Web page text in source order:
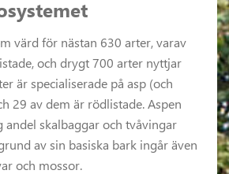
värd för nästan 630 arter, varav
och drygt 700 arter nyttjar
är specialiserade på asp (och
29 av dem är rödlistade. Aspen
andel skalbaggar och tvåvingar
av sin basiska bark ingår även
och mossor.